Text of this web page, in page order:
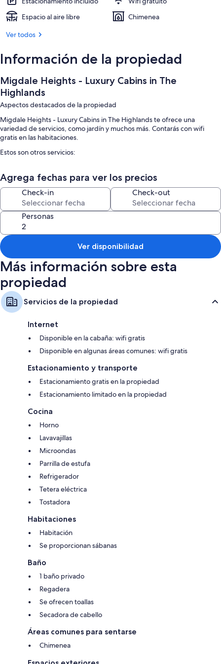
Espacio al aire libre
Chimenea
Ver todos
Información de la propiedad
Migdale Heights - Luxury Cabins in The
Highlands
Aspectos destacados de la propiedad
Migdale Heights - Luxury Cabins in The Highlands te ofrece una
variedad de servicios, como jardín y muchos más. Contarás con wifi
gratis en las habitaciones.
Estos son otros servicios:
Características de la habitación
Todas las habitaciones de Migdale Heights - Luxury Cabins in The
Highlands ofrecen amenidades, como chimenea y wifi gratis.
Otros servicios que también encontrarás son:
Baños con regaderas y secadoras de cabello
Patios privados, cocinas y refrigeradores
Agrega fechas para ver los precios
Check-in Check-out
Personas
Ver disponibilidad
Más información sobre esta
propiedad
Servicios de la propiedad
Internet
Disponible en la cabaña: wifi gratis
Disponible en algunas áreas comunes: wifi gratis
Estacionamiento y transporte
Estacionamiento gratis en la propiedad
Estacionamiento limitado en la propiedad
Cocina
Horno
Lavavajillas
Microondas
Parrilla de estufa
Refrigerador
Tetera eléctrica
Tostadora
Habitaciones
Habitación
Se proporcionan sábanas
Baño
1 baño privado
Regadera
Se ofrecen toallas
Secadora de cabello
Áreas comunes para sentarse
Chimenea